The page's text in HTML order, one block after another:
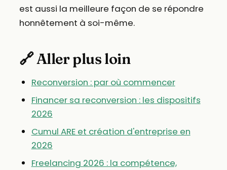
est aussi la meilleure façon de se répondre
honnêtement à soi-même.
🔗 Aller plus loin
Reconversion : par où commencer
Financer sa reconversion : les dispositifs
2026
Cumul ARE et création d'entreprise en
2026
Freelancing 2026 : la compétence,